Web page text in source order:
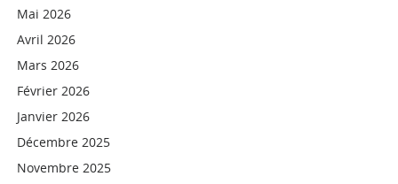
Mai 2026
Avril 2026
Mars 2026
Février 2026
Janvier 2026
Décembre 2025
Novembre 2025